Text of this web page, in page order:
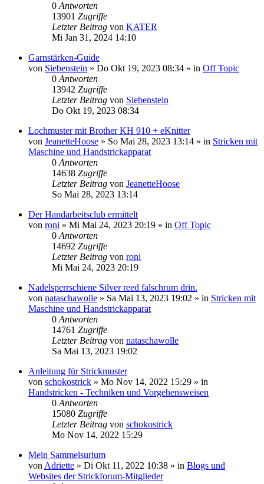
0 Antworten
13901 Zugriffe
Letzter Beitrag von KATER
Mi Jan 31, 2024 14:10
Garnstärken-Guide
von Siebenstein » Do Okt 19, 2023 08:34 » in Off Topic
0 Antworten
13942 Zugriffe
Letzter Beitrag von Siebenstein
Do Okt 19, 2023 08:34
Lochmuster mit Brother KH 910 + eKnitter
von JeanetteHoose » So Mai 28, 2023 13:14 » in Stricken mit
Maschine und Handstrickapparat
0 Antworten
14638 Zugriffe
Letzter Beitrag von JeanetteHoose
So Mai 28, 2023 13:14
Der Handarbeitsclub ermittelt
von roni » Mi Mai 24, 2023 20:19 » in Off Topic
0 Antworten
14692 Zugriffe
Letzter Beitrag von roni
Mi Mai 24, 2023 20:19
Nadelsperrschiene Silver reed falschrum drin.
von nataschawolle » Sa Mai 13, 2023 19:02 » in Stricken mit
Maschine und Handstrickapparat
0 Antworten
14761 Zugriffe
Letzter Beitrag von nataschawolle
Sa Mai 13, 2023 19:02
Anleitung für Strickmuster
von schokostrick » Mo Nov 14, 2022 15:29 » in
Handstricken - Techniken und Vorgehensweisen
0 Antworten
15080 Zugriffe
Letzter Beitrag von schokostrick
Mo Nov 14, 2022 15:29
Mein Sammelsurium
von Adriette » Di Okt 11, 2022 10:38 » in Blogs und
Websites der Strickforum-Mitglieder